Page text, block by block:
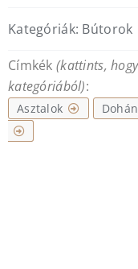
Kategóriák: Bútorok
Címkék (kattints,
kategóriából):
Asztalok